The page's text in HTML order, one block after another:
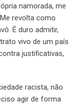
namorada, me
revolta como
É duro admitir,
vivo de um país
justificativas,
racista, não
agir de forma